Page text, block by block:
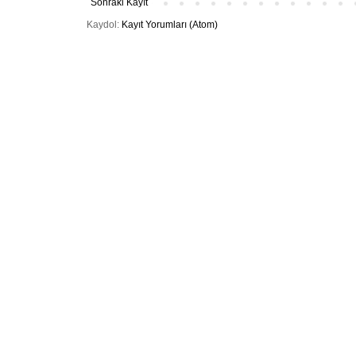
Sonraki Kayıt
Kaydol: Kayıt Yorumları (Atom)